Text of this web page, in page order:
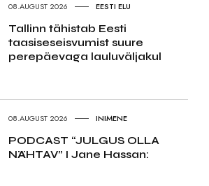
08.AUGUST 2026 EESTI ELU
Tallinn tähistab Eesti
taasiseseisvumist suure
perepäevaga lauluväljakul
08.AUGUST 2026 INIMENE
PODCAST “JULGUS OLLA
NÄHTAV” I Jane Hassan: